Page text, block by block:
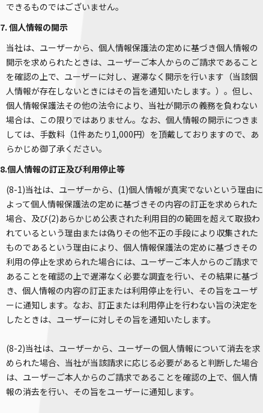
できるものではございません。
7. 個人情報の開示
当社は、ユーザーから、個人情報保護法の定めに基づき個人情報の
開示を求められたときは、ユーザーご本人からのご請求であること
を確認の上で、ユーザーに対し、遅滞なく開示を行います（当該個
人情報が存在しないときにはその旨を通知いたします。）。但し、
個人情報保護法その他の法令により、当社が開示の義務を負わない
場合は、この限りではありません。なお、個人情報の開示につきま
しては、手数料（1件あたり1,000円）を頂戴しておりますので、あ
らかじめ御了承ください。
8.個人情報の訂正及び利用停止等
(8-1)当社は、ユーザーから、(1)個人情報が真実でないという理由に
よって個人情報保護法の定めに基づきその内容の訂正を求められた
場合、及び(2)あらかじめ公表された利用目的の範囲を超えて取扱わ
れているという理由または偽りその他不正の手段により収集された
ものであるという理由により、個人情報保護法の定めに基づきその
利用の停止を求められた場合には、ユーザーご本人からのご請求で
あることを確認の上で遅滞なく必要な調査を行い、その結果に基づ
き、個人情報の内容の訂正または利用停止を行い、その旨をユーザ
ーに通知します。なお、訂正または利用停止を行わない旨の決定を
したときは、ユーザーに対しその旨を通知いたします。
(8-2)当社は、ユーザーから、ユーザーの個人情報について消去を求
められた場合、当社が当該請求に応じる必要があると判断した場合
は、ユーザーご本人からのご請求であることを確認の上で、個人情
報の消去を行い、その旨をユーザーに通知します。